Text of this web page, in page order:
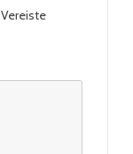
Vereiste